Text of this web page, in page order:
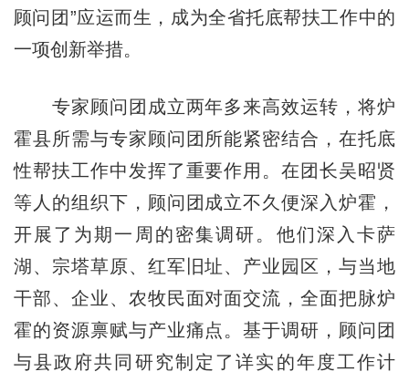
顾问团”应运而生，成为全省托底帮扶工作中的
一项创新举措。
专家顾问团成立两年多来高效运转，将炉
霍县所需与专家顾问团所能紧密结合，在托底
性帮扶工作中发挥了重要作用。在团长吴昭贤
等人的组织下，顾问团成立不久便深入炉霍，
开展了为期一周的密集调研。他们深入卡萨
湖、宗塔草原、红军旧址、产业园区，与当地
干部、企业、农牧民面对面交流，全面把脉炉
霍的资源禀赋与产业痛点。基于调研，顾问团
与县政府共同研究制定了详实的年度工作计